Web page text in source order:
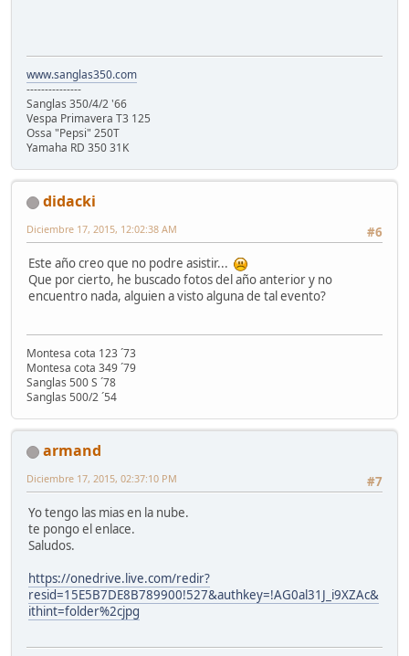
www.sanglas350.com
---------------
Sanglas 350/4/2 '66
Vespa Primavera T3 125
Ossa "Pepsi" 250T
Yamaha RD 350 31K
didacki
#6
Diciembre 17, 2015, 12:02:38 AM
Este año creo que no podre asistir...
Que por cierto, he buscado fotos del año anterior y no
encuentro nada, alguien a visto alguna de tal evento?
Montesa cota 123 ´73
Montesa cota 349 ´79
Sanglas 500 S ´78
Sanglas 500/2 ´54
armand
#7
Diciembre 17, 2015, 02:37:10 PM
Yo tengo las mias en la nube.
te pongo el enlace.
Saludos.
https://onedrive.live.com/redir?
resid=15E5B7DE8B789900!527&authkey=!AG0al31J_i9XZAc&
ithint=folder%2cjpg